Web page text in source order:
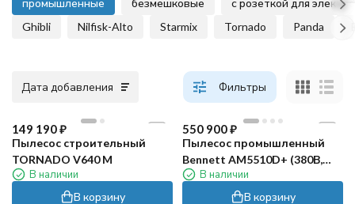
промышленные безмешковые
с розеткой для
Ghibli
Nilfisk-Alto Starmix Tornado Panda
Дата добавления Фильтры
149 190₽
Пылесос строительный
TORNADO V640 M
В наличии
В корзину
550 900₽
Пылесос промышленный
Bennett AM5510D+ (380В,
авт.очистка)
В наличии
В корзину